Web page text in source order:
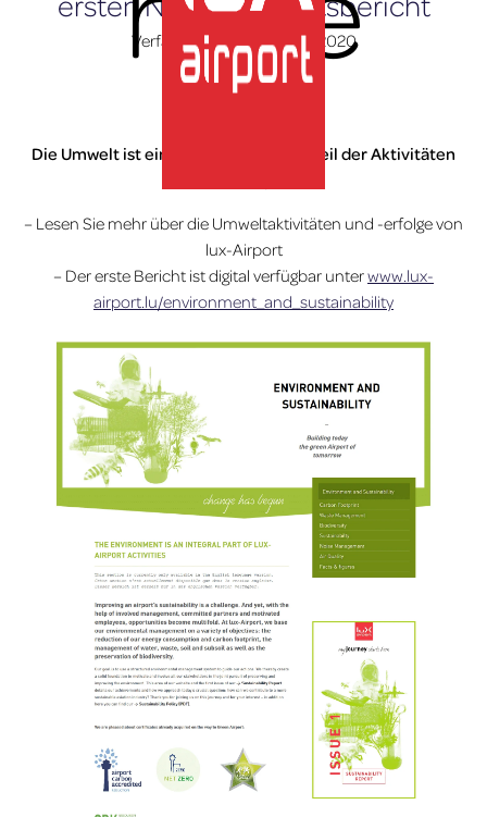
lux-Airport
Verfasst am11. Dezember 2020
Die Umwelt ist ein integraler Bestandteil der Aktivitäten
– Lesen Sie mehr über die Umweltaktivitäten und -erfolge von
lux-Airport
– Der erste Bericht ist digital verfügbar unterwww.lux-
airport.lu/environment_and_sustainability